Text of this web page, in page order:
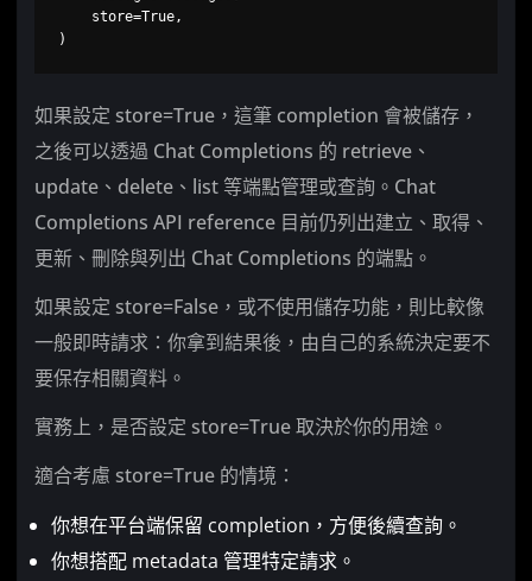
)
如果設定 store=True，這筆 completion 會被儲存，
之後可以透過 Chat Completions 的 retrieve、
update、delete、list 等端點管理或查詢。Chat
Completions API reference 目前仍列出建立、取得、
更新、刪除與列出 Chat Completions 的端點。
如果設定 store=False，或不使用儲存功能，則比較像
一般即時請求：你拿到結果後，由自己的系統決定要不
要保存相關資料。
實務上，是否設定 store=True 取決於你的用途。
適合考慮 store=True 的情境：
你想在平台端保留 completion，方便後續查詢。
你想搭配 metadata 管理特定請求。